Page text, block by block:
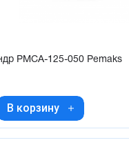
PMCA-125-050 Pemaks
В корзину